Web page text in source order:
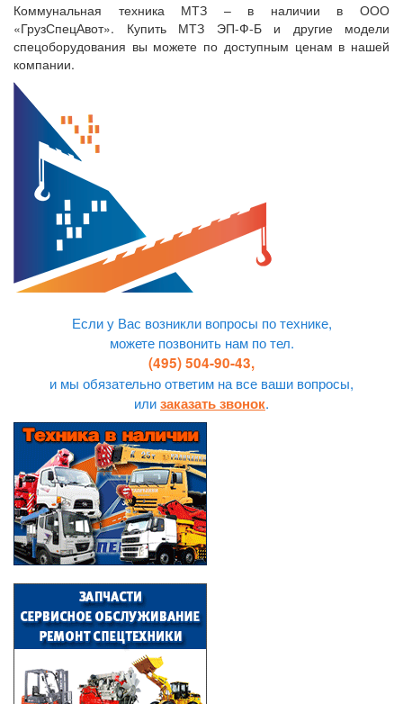
Коммунальная техника МТЗ – в наличии в ООО
«ГрузСпецАвот». Купить МТЗ ЭП-Ф-Б и другие модели
спецоборудования вы можете по доступным ценам в нашей
компании.
Если у Вас возникли вопросы по технике,
можете позвонить нам по тел.
(495) 504-90-43,
и мы обязательно ответим на все ваши вопросы,
илизаказать звонок.